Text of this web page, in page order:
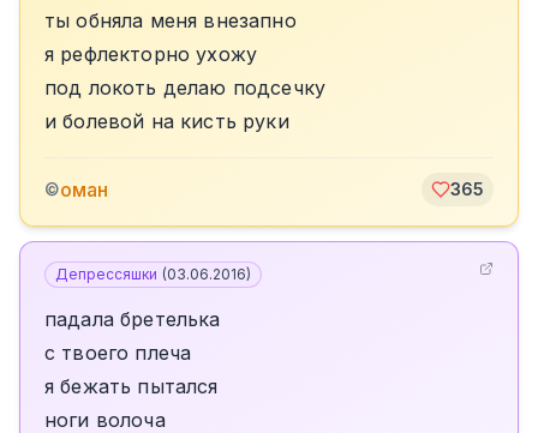
ты обняла меня внезапно
я рефлекторно ухожу
под локоть делаю подсечку
и болевой на кисть руки
©оман 365
Депрессяшки (03.06.2016)
падала бретелька
с твоего плеча
я бежать пытался
ноги волоча